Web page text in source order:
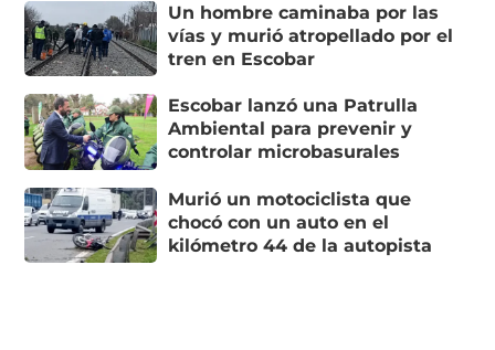
Un hombre caminaba por las
vías y murió atropellado por el
tren en Escobar
Escobar lanzó una Patrulla
Ambiental para prevenir y
controlar microbasurales
Murió un motociclista que
chocó con un auto en el
kilómetro 44 de la autopista